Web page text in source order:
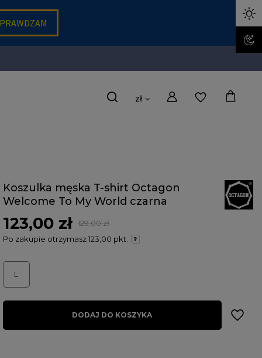
zł
Koszulka męska T-shirt Octagon
Welcome To My World czarna
123,00 zł
129,00 zł
Po zakupie otrzymasz123,00 pkt.
L
DODAJ DO KOSZYKA